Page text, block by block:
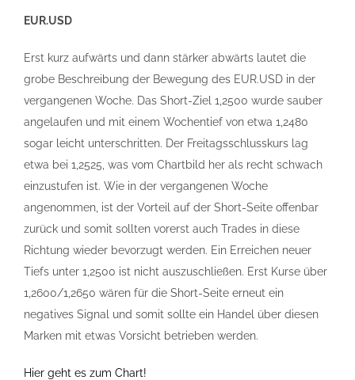
EUR.USD
Erst kurz aufwärts und dann stärker abwärts lautet die
grobe Beschreibung der Bewegung des EUR.USD in der
vergangenen Woche. Das Short-Ziel 1,2500 wurde sauber
angelaufen und mit einem Wochentief von etwa 1,2480
sogar leicht unterschritten. Der Freitagsschlusskurs lag
etwa bei 1,2525, was vom Chartbild her als recht schwach
einzustufen ist. Wie in der vergangenen Woche
angenommen, ist der Vorteil auf der Short-Seite offenbar
zurück und somit sollten vorerst auch Trades in diese
Richtung wieder bevorzugt werden. Ein Erreichen neuer
Tiefs unter 1,2500 ist nicht auszuschließen. Erst Kurse über
1,2600/1,2650 wären für die Short-Seite erneut ein
negatives Signal und somit sollte ein Handel über diesen
Marken mit etwas Vorsicht betrieben werden.
Hier geht es zum Chart!